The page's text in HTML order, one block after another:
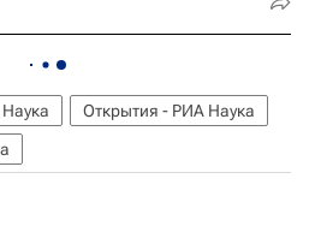
Открытия - РИА Наука